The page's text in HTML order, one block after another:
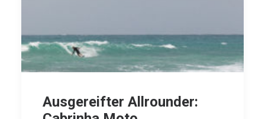
Ausgereifter Allrounder: